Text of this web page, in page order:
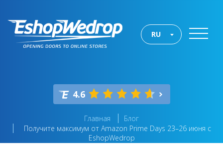
RU
4.6
Главная
Блог
Получите максимум от Amazon Prime Days 23–26 июня с
EshopWedrop